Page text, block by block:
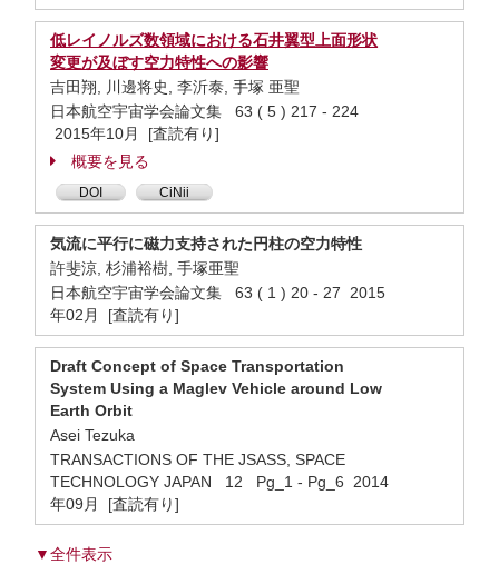
低レイノルズ数領域における石井翼型上面形状
変更が及ぼす空力特性への影響
吉田翔, 川邊将史, 李沂泰, 手塚 亜聖
日本航空宇宙学会論文集 63 ( 5 ) 217 - 224
2015年10月 [査読有り]
概要を見る
DOI CiNii
気流に平行に磁力支持された円柱の空力特性
許斐涼, 杉浦裕樹, 手塚亜聖
日本航空宇宙学会論文集 63 ( 1 ) 20 - 27 2015
年02月 [査読有り]
Draft Concept of Space Transportation
System Using a Maglev Vehicle around Low
Earth Orbit
Asei Tezuka
TRANSACTIONS OF THE JSASS, SPACE
TECHNOLOGY JAPAN 12 Pg_1 - Pg_6 2014
年09月 [査読有り]
▼全件表示